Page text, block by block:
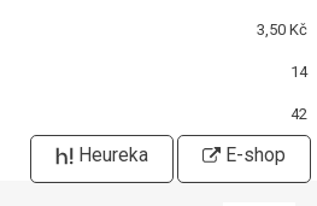
3,50 Kč
14
42
Heureka E-shop